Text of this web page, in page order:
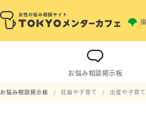
お悩み相談掲示板
お悩み相談掲示板 妊娠や子育て 出産や子育